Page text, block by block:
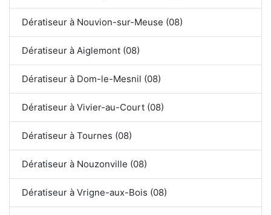
Dératiseur à Nouvion-sur-Meuse (08)
Dératiseur à Aiglemont (08)
Dératiseur à Dom-le-Mesnil (08)
Dératiseur à Vivier-au-Court (08)
Dératiseur à Tournes (08)
Dératiseur à Nouzonville (08)
Dératiseur à Vrigne-aux-Bois (08)